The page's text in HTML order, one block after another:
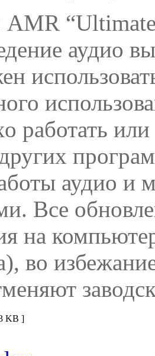
аудио
работать
аудио и
Все
на
во
KB ]